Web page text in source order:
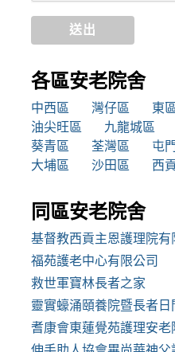
送出
各區安老院舍
中西區 灣仔區 東區
油尖旺區
九龍城區
葵青區
荃灣區 屯
大埔區
沙田區 西
同區安老院舍
基督教西貢主恩護理院有
福苑護老中心有限公司
救世軍寶林長者之家
靈實蠔涌頤養院暨長者日
耆康會東蓮覺苑護理安老